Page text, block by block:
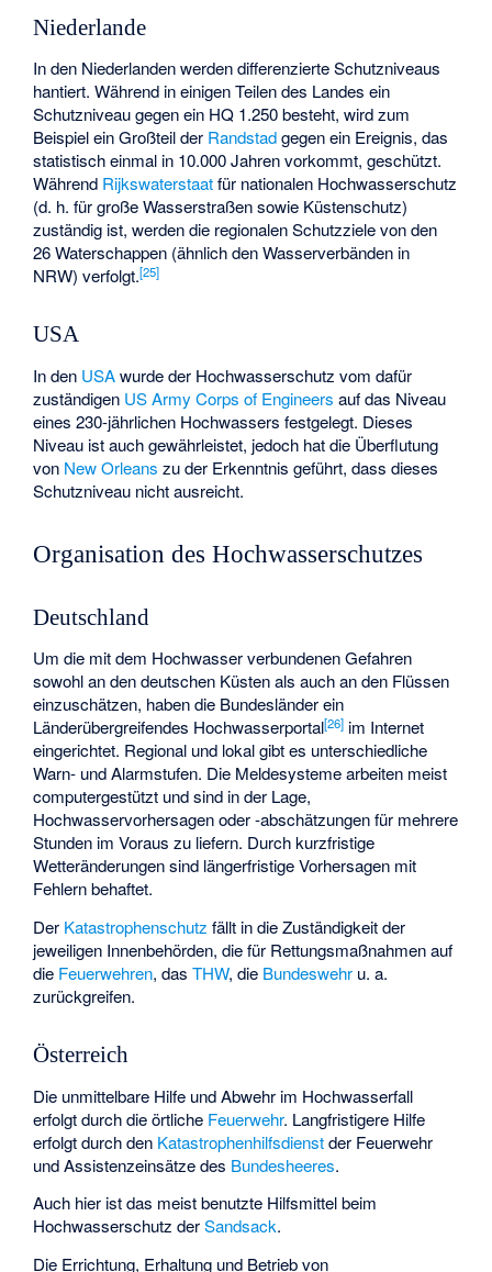
Niederlande
In den Niederlanden werden differenzierte Schutzniveaus
hantiert. Während in einigen Teilen des Landes ein
Schutzniveau gegen ein HQ 1.250 besteht, wird zum
Beispiel ein Großteil der Randstadgegen ein Ereignis, das
statistisch einmal in 10.000 Jahren vorkommt, geschützt.
Während Rijkswaterstaatfür nationalen Hochwasserschutz
(d. h. für große Wasserstraßen sowie Küstenschutz)
zuständig ist, werden die regionalen Schutzziele von den
26 Waterschappen (ähnlich den Wasserverbänden in
NRW) verfolgt.[25]
USA
In den USAwurde der Hochwasserschutz vom dafür
zuständigen US Army Corps of Engineers auf das Niveau
eines 230-jährlichen Hochwassers festgelegt. Dieses
Niveau ist auch gewährleistet, jedoch hat die Überflutung
von New Orleans zu der Erkenntnis geführt, dass dieses
Schutzniveau nicht ausreicht.
Organisation des Hochwasserschutzes
Deutschland
Um die mit dem Hochwasser verbundenen Gefahren
sowohl an den deutschen Küsten als auch an den Flüssen
einzuschätzen, haben die Bundesländer ein
Länderübergreifendes Hochwasserportal[26] im Internet
eingerichtet. Regional und lokal gibt es unterschiedliche
Warn- und Alarmstufen. Die Meldesysteme arbeiten meist
computergestützt und sind in der Lage,
Hochwasservorhersagen oder -abschätzungen für mehrere
Stunden im Voraus zu liefern. Durch kurzfristige
Wetteränderungen sind längerfristige Vorhersagen mit
Fehlern behaftet.
Der Katastrophenschutz fällt in die Zuständigkeit der
jeweiligen Innenbehörden, die für Rettungsmaßnahmen auf
die Feuerwehren, dasTHW, die Bundeswehr u. a.
zurückgreifen.
Österreich
Die unmittelbare Hilfe und Abwehr im Hochwasserfall
erfolgt durch die örtliche Feuerwehr. Langfristigere Hilfe
erfolgt durch den Katastrophenhilfsdienstder Feuerwehr
und Assistenzeinsätze des Bundesheeres.
Auch hier ist das meist benutzte Hilfsmittel beim
Hochwasserschutz derSandsack.
Die Errichtung, Erhaltung und Betrieb von